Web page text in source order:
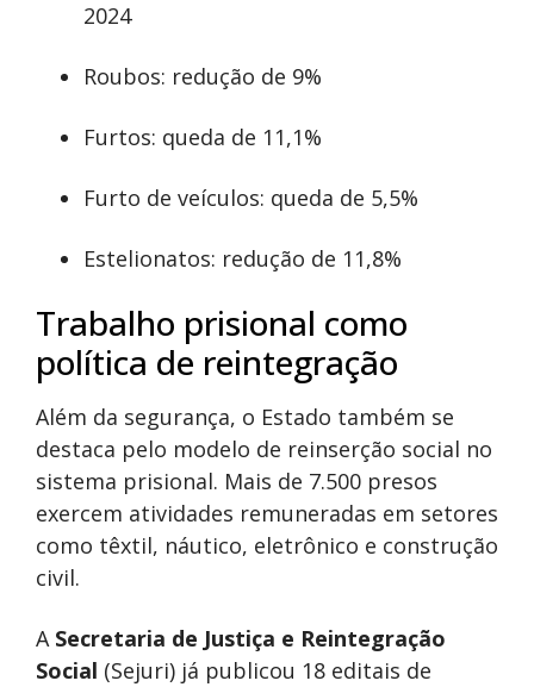
2024
Roubos: redução de 9%
Furtos: queda de 11,1%
Furto de veículos: queda de 5,5%
Estelionatos: redução de 11,8%
Trabalho prisional como
política de reintegração
Além da segurança, o Estado também se
destaca pelo modelo de reinserção social no
sistema prisional. Mais de 7.500 presos
exercem atividades remuneradas em setores
como têxtil, náutico, eletrônico e construção
civil.
A Secretaria de Justiça e Reintegração
Social (Sejuri) já publicou 18 editais de